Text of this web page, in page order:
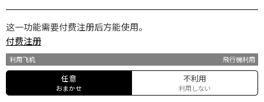
这一功能需要付费注册后方能使用。
付费注册
利用飞机 飛行機利用
任意
おまかせ
不利用
利用しない